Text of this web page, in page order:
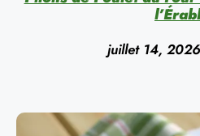
juillet 14, 2026